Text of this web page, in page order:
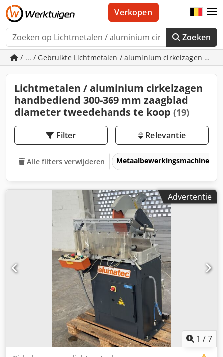
Zoeken
Verkopen
/ ... / Gebruikte Lichtmetalen / aluminium cirkelzagen
Lichtmetalen / aluminium cirkelzagen
handbediend 300-369 mm zaagblad
diameter tweedehands te koop (19)
Filter Relevantie
Alle filters verwijderen Metaalbewerkingsmachines
Advertentie
1 /7